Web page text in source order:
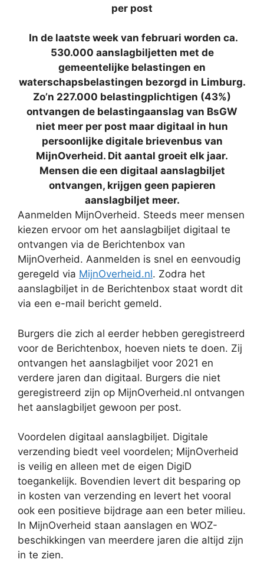
per post
In de laatste week van februari worden ca.
530.000 aanslagbiljetten met de
gemeentelijke belastingen en
waterschapsbelastingen bezorgd in Limburg.
Zo’n 227.000 belastingplichtigen (43%)
ontvangen de belastingaanslag van BsGW
niet meer per post maar digitaal in hun
persoonlijke digitale brievenbus van
MijnOverheid. Dit aantal groeit elk jaar.
Mensen die een digitaal aanslagbiljet
ontvangen, krijgen geen papieren
aanslagbiljet meer.
Aanmelden MijnOverheid. Steeds meer mensen
kiezen ervoor om het aanslagbiljet digitaal te
ontvangen via de Berichtenbox van
MijnOverheid. Aanmelden is snel en eenvoudig
geregeld via MijnOverheid.nl. Zodra het
aanslagbiljet in de Berichtenbox staat wordt dit
via een e-mail bericht gemeld.
Burgers die zich al eerder hebben geregistreerd
voor de Berichtenbox, hoeven niets te doen. Zij
ontvangen het aanslagbiljet voor 2021 en
verdere jaren dan digitaal. Burgers die niet
geregistreerd zijn op MijnOverheid.nl ontvangen
het aanslagbiljet gewoon per post.
Voordelen digitaal aanslagbiljet. Digitale
verzending biedt veel voordelen; MijnOverheid
is veilig en alleen met de eigen DigiD
toegankelijk. Bovendien levert dit besparing op
in kosten van verzending en levert het vooral
ook een positieve bijdrage aan een beter milieu.
In MijnOverheid staan aanslagen en WOZ-
beschikkingen van meerdere jaren die altijd zijn
in te zien.